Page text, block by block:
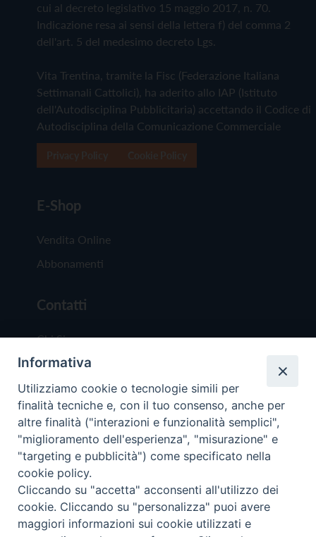
cui al decreto legislativo 15 maggio 2017, n. 70.
Indicazione resa ai sensi della lettera f) del comma 2
dell'art. 5 del medesimo decreto Lgs.
Vita Trentina, tramite la Fisc (Federazione Italiana
Settimanali Cattolici), ha aderito allo IAP (Istituto
dell'Autodisciplina Pubblicitaria) accettando il Codice di
Autodisciplina della Comunicazione Commerciale
E-Shop
Vendita Online
Abbonamenti
Contatti
Chi Siamo
Redazione
Scrivici
Copyright © 2019 - Tutti i diritti riservati - Vita
Trentina Editrice
Privacy Policy
Informativa
Utilizziamo cookie o tecnologie simili per
finalità tecniche e, con il tuo consenso, anche per
altre finalità ("interazioni e funzionalità semplici",
"miglioramento dell'esperienza", "misurazione" e
"targeting e pubblicità") come specificato nella
cookie policy.
Cliccando su "accetta" acconsenti all'utilizzo dei
cookie. Cliccando su "personalizza" puoi avere
maggiori informazioni sui cookie utilizzati e